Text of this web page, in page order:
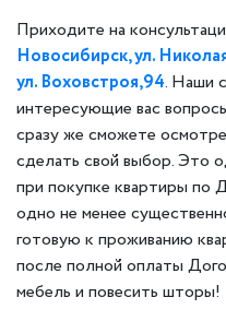
Приходите на
Новосибирск, ул.
ул. Воховстроя,94. Наши
интересующие вас
сразу же сможете
сделать свой выбор. Это
при покупке квартиры по
одно не менее
готовую к проживанию
после полной оплаты
мебель и повесить шторы!